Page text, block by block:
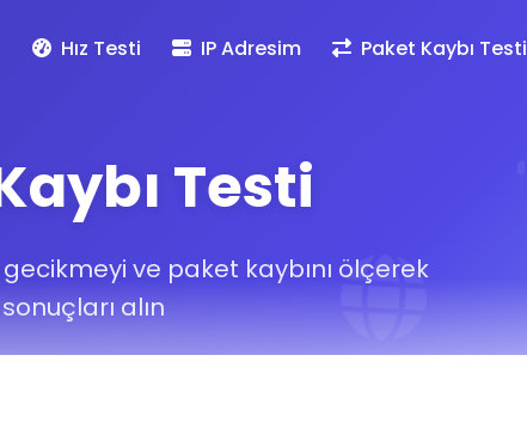
Hız Testi IP Adresim Paket Kaybı Testi
Testi
ve paket kaybını ölçerek
alın